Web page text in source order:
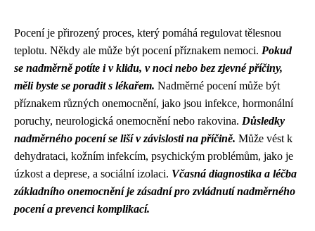
Pocení je přirozený proces, který pomáhá regulovat tělesnou
teplotu. Někdy ale může být pocení příznakem nemoci. Pokud
se nadměrně potíte i v klidu, v noci nebo bez zjevné příčiny,
měli byste se poradit s lékařem. Nadměrné pocení může být
příznakem různých onemocnění, jako jsou infekce, hormonální
poruchy, neurologická onemocnění nebo rakovina. Důsledky
nadměrného pocení se liší v závislosti na příčině. Může vést k
dehydrataci, kožním infekcím, psychickým problémům, jako je
úzkost a deprese, a sociální izolaci. Včasná diagnostika a léčba
základního onemocnění je zásadní pro zvládnutí nadměrného
pocení a prevenci komplikací.